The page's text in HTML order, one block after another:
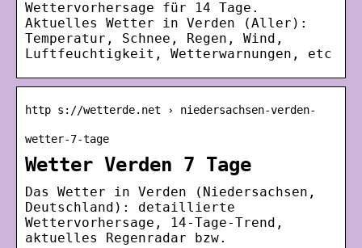
Wettervorhersage für 14 Tage.
Aktuelles Wetter in Verden (Aller):
Temperatur, Schnee, Regen, Wind,
Luftfeuchtigkeit, Wetterwarnungen, etc
http s://wetterde.net › niedersachsen-verden-
wetter-7-tage
Wetter Verden 7 Tage
Das Wetter in Verden (Niedersachsen,
Deutschland): detaillierte
Wettervorhersage, 14-Tage-Trend,
aktuelles Regenradar bzw.